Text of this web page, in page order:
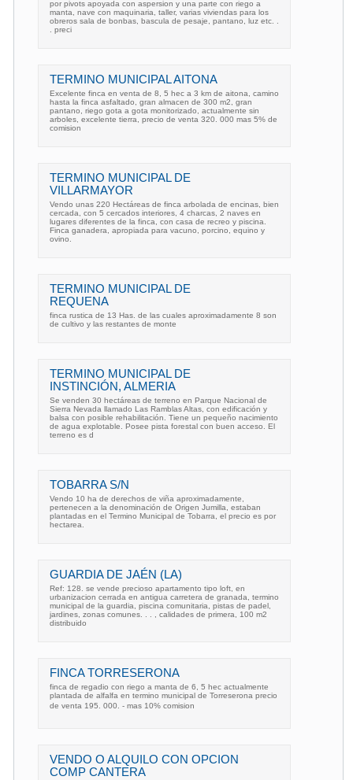
por pivots apoyada con aspersion y una parte con riego a
manta, nave con maquinaria, taller, varias viviendas para los
obreros sala de bonbas, bascula de pesaje, pantano, luz etc. .
. preci
TERMINO MUNICIPAL AITONA
Excelente finca en venta de 8, 5 hec a 3 km de aitona, camino
hasta la finca asfaltado, gran almacen de 300 m2, gran
pantano, riego gota a gota monitorizado, actualmente sin
arboles, excelente tierra, precio de venta 320. 000 mas 5% de
comision
TERMINO MUNICIPAL DE
VILLARMAYOR
Vendo unas 220 Hectáreas de finca arbolada de encinas, bien
cercada, con 5 cercados interiores, 4 charcas, 2 naves en
lugares diferentes de la finca, con casa de recreo y piscina.
Finca ganadera, apropiada para vacuno, porcino, equino y
ovino.
TERMINO MUNICIPAL DE
REQUENA
finca rustica de 13 Has. de las cuales aproximadamente 8 son
de cultivo y las restantes de monte
TERMINO MUNICIPAL DE
INSTINCIÓN, ALMERIA
Se venden 30 hectáreas de terreno en Parque Nacional de
Sierra Nevada llamado Las Ramblas Altas, con edificación y
balsa con posible rehabilitación. Tiene un pequeño nacimiento
de agua explotable. Posee pista forestal con buen acceso. El
terreno es d
TOBARRA S/N
Vendo 10 ha de derechos de viña aproximadamente,
pertenecen a la denominación de Origen Jumilla, estaban
plantadas en el Termino Municipal de Tobarra, el precio es por
hectarea.
GUARDIA DE JAÉN (LA)
Ref: 128. se vende precioso apartamento tipo loft, en
urbanizacion cerrada en antigua carretera de granada, termino
municipal de la guardia, piscina comunitaria, pistas de padel,
jardines, zonas comunes. . . , calidades de primera, 100 m2
distribuido
FINCA TORRESERONA
finca de regadio con riego a manta de 6, 5 hec actualmente
plantada de alfalfa en termino municipal de Torreserona precio
de venta 195. 000. - mas 10% comision
VENDO O ALQUILO CON OPCION
COMP CANTERA